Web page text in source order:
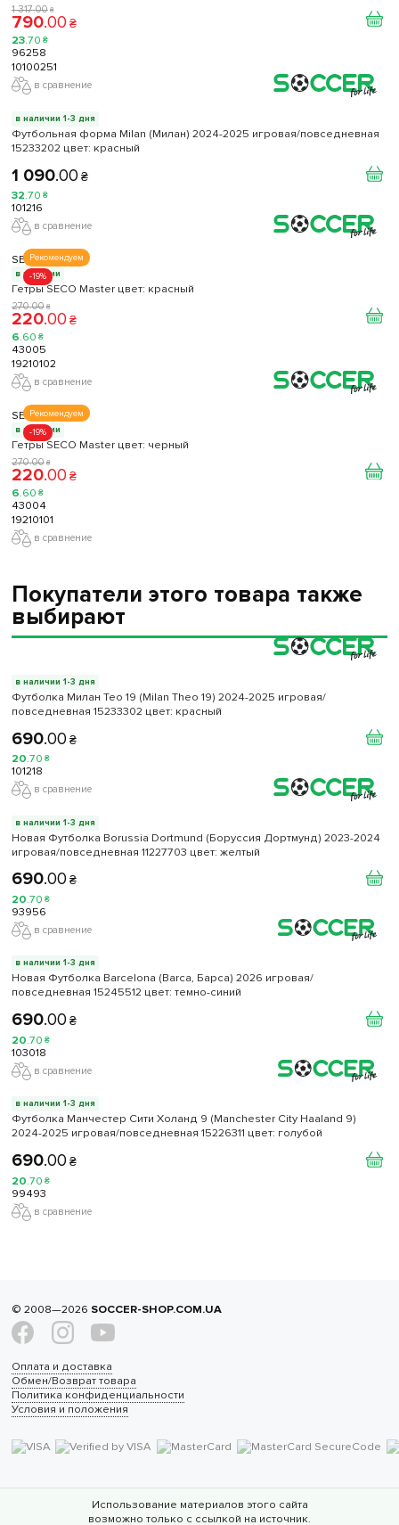
1 317.00 ₴
790.00 ₴
23.70 ₴
96258
10100251
в сравнение
в наличии 1-3 дня
Футбольная форма Milan (Милан) 2024-2025 игровая/повседневная
15233202 цвет: красный
1 090.00 ₴
32.70 ₴
101216
в сравнение
Рекомендуем
-19%
SECO
в наличии
Гетры SECO Master цвет: красный
270.00 ₴
220.00 ₴
6.60 ₴
43005
19210102
в сравнение
Рекомендуем
-19%
SECO
в наличии
Гетры SECO Master цвет: черный
270.00 ₴
220.00 ₴
6.60 ₴
43004
19210101
в сравнение
Покупатели этого товара также
выбирают
в наличии 1-3 дня
Футболка Милан Тео 19 (Milan Theo 19) 2024-2025 игровая/
повседневная 15233302 цвет: красный
690.00 ₴
20.70 ₴
101218
в сравнение
в наличии 1-3 дня
Новая Футболка Borussia Dortmund (Боруссия Дортмунд) 2023-2024
игровая/повседневная 11227703 цвет: желтый
690.00 ₴
20.70 ₴
93956
в сравнение
в наличии 1-3 дня
Новая Футболка Barcelona (Barca, Барса) 2026 игровая/
повседневная 15245512 цвет: темно-синий
690.00 ₴
20.70 ₴
103018
в сравнение
в наличии 1-3 дня
Футболка Манчестер Сити Холанд 9 (Manchester City Haaland 9)
2024-2025 игровая/повседневная 15226311 цвет: голубой
690.00 ₴
20.70 ₴
99493
в сравнение
© 2008—2026 SOCCER-SHOP.COM.UA
Оплата и доставка
Обмен/Возврат товара
Политика конфиденциальности
Условия и положения
Использование материалов этого сайта
возможно только с ссылкой на источник.